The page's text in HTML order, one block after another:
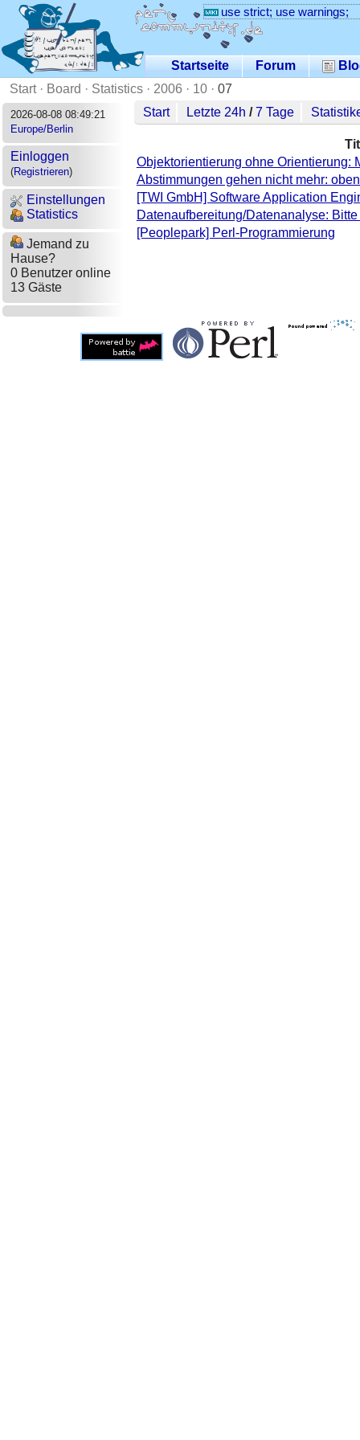
use strict; use warnings;
Startseite Forum
Start· Board · Statistics · 2006 · 10 · 07
2026-08-08 08:49:21
Europe/Berlin
Einloggen
(Registrieren)
Einstellungen
Statistics
Jemand zu
Hause?
0 Benutzer online
13 Gäste
Start Letzte 24h /7 Tage
Objektorientierung ohne Orientierung:
Abstimmungen gehen nicht mehr:
[TWI GmbH] Software Application
Datenaufbereitung/Datenanalyse:
[Peoplepark] Perl-Programmierung